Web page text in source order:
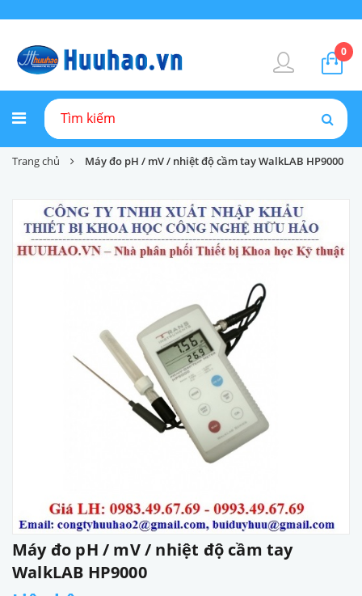
0
Trang chủ Máy đo pH / mV / nhiệt độ cầm tay WalkLAB HP9000
Máy đo pH / mV / nhiệt độ cầm tay
WalkLAB HP9000